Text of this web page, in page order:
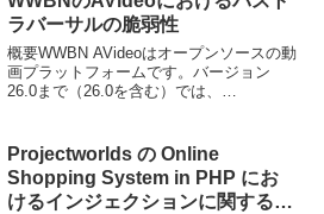
ラバーサルの脆弱性
概要WWBN AVideoはオープンソースの動
画プラットフォームです。バージョン
26.0まで（26.0を含む）では、
で確認するのみの、...
Projectworlds の Online
Shopping System in PHP にお
けるインジェクションに関する脆